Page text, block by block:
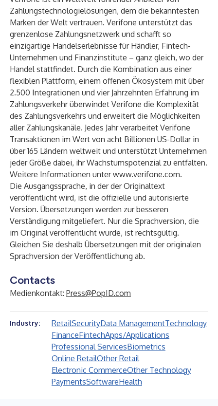
Zahlungstechnologielösungen, dem die bekanntesten
Marken der Welt vertrauen. Verifone unterstützt das
grenzenlose Zahlungsnetzwerk und schafft so
einzigartige Handelserlebnisse für Händler, Fintech-
Unternehmen und Finanzinstitute – ganz gleich, wo der
Handel stattfindet. Durch die Kombination aus einer
flexiblen Plattform, einem offenen Ökosystem mit über
2.500 Integrationen und vier Jahrzehnten Erfahrung im
Zahlungsverkehr überwindet Verifone die Komplexität
des Zahlungsverkehrs und erweitert die Möglichkeiten
aller Zahlungskanäle. Jedes Jahr verarbeitet Verifone
Transaktionen im Wert von acht Billionen US-Dollar in
über 165 Ländern weltweit und unterstützt Unternehmen
jeder Größe dabei, ihr Wachstumspotenzial zu entfalten.
Weitere Informationen unterwww.verifone.com.
Die Ausgangssprache, in der der Originaltext
veröffentlicht wird, ist die offizielle und autorisierte
Version. Übersetzungen werden zur besseren
Verständigung mitgeliefert. Nur die Sprachversion, die
im Original veröffentlicht wurde, ist rechtsgültig.
Gleichen Sie deshalb Übersetzungen mit der originalen
Sprachversion der Veröffentlichung ab.
Contacts
Medienkontakt: Press@PopID.com
Industry: RetailSecurityData ManagementTechnology
FinanceFintechApps/Applications
Professional ServicesBiometrics
Online RetailOther Retail
Electronic CommerceOther Technology
PaymentsSoftwareHealth